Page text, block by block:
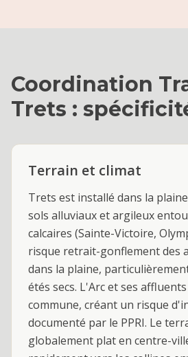
Coordination
Trets :
Terrain et climat
Trets est installé dans la
sols alluviaux et argileux
calcaires (Sainte-Victoire,
risque retrait-gonflement des
dans la plaine,
étés secs. L'Arc et ses
commune, créant un risque
documenté par le PPRI. Le
globalement plat en centre-